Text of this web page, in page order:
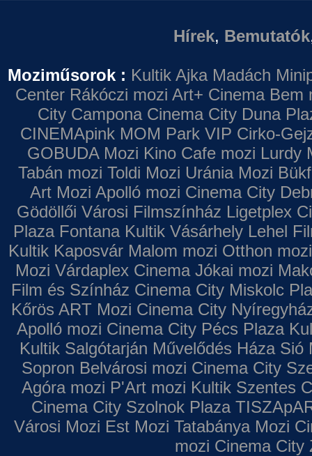
Hírek, Bemutatók
Moziműsorok : Kultik Ajka Madách
Center Rákóczi mozi Art+ Cinema Bem
City Campona Cinema City Duna
CINEMApink MOM Park VIP Cirko-
GOBUDA Mozi Kino Cafe mozi Lurdy
Tabán mozi Toldi Mozi Uránia Mozi
Art Mozi Apolló mozi Cinema City
Gödöllői Városi Filmszínház Ligetplex
Plaza Fontana Kultik Vásárhely Lehel
Kultik Kaposvár Malom mozi Otthon mozi
Mozi Várdaplex Cinema Jókai mozi
Film és Színház Cinema City Miskolc
Kőrös ART Mozi Cinema City
Apolló mozi Cinema City Pécs Plaza
Kultik Salgótarján Művelődés Háza Sió
Sopron Belvárosi mozi Cinema City
Agóra mozi P'Art mozi Kultik Szentes
Cinema City Szolnok Plaza
Városi Mozi Est Mozi Tatabánya Mozi
mozi Cinema City